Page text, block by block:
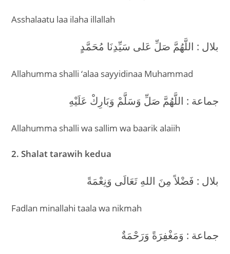
Asshalaatu laa ilaha illallah
بلال : اللَّهُمَّ صَلِّ عَلى سَيِّدِنَا مُحَمَّدٍ
Allahumma shalli ‘alaa sayyidinaa Muhammad
جماعة : اللَّهُمَّ صَلِّ وَسَلَّمْ وَبَارِكْ عَلَيْهِ
Allahumma shalli wa sallim wa baarik alaiih
2. Shalat tarawih kedua
بلال : فَضْلاً مِنَ اللهِ تَعَالَى وَنِعْمَةً
Fadlan minallahi taala wa nikmah
جماعة : وَمَغْفِرَةً وَرَحْمَةٌ